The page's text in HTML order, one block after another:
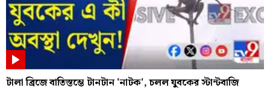
টালা ব্রিজে বাতিস্তম্ভে টানটান 'নাটক', চলল যুবকের স্টান্টবাজি